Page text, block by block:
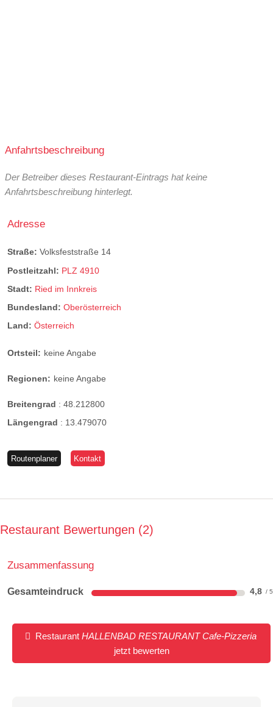
Anfahrtsbeschreibung
Der Betreiber dieses Restaurant-Eintrags hat keine
Anfahrtsbeschreibung hinterlegt.
Adresse
Straße: Volksfeststraße 14
Postleitzahl: PLZ 4910
Stadt: Ried im Innkreis
Bundesland: Oberösterreich
Land: Österreich
Ortsteil: keine Angabe
Regionen: keine Angabe
Breitengrad : 48.212800
Längengrad : 13.479070
Routenplaner Kontakt
Restaurant Bewertungen 2
Zusammenfassung
Gesamteindruck 4,8
RestaurantHALLENBAD RESTAURANT Cafe-Pizzeria
jetzt bewerten